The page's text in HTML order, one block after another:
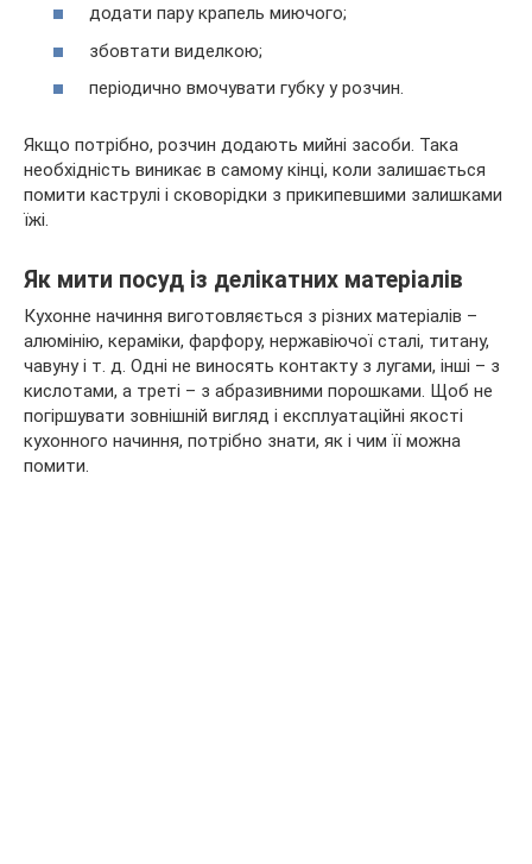
додати пару крапель миючого;
збовтати виделкою;
періодично вмочувати губку у розчин.
Якщо потрібно, розчин додають мийні засоби. Така
необхідність виникає в самому кінці, коли залишається
помити каструлі і сковорідки з прикипевшими залишками
їжі.
Як мити посуд із делікатних матеріалів
Кухонне начиння виготовляється з різних матеріалів –
алюмінію, кераміки, фарфору, нержавіючої сталі, титану,
чавуну і т. д. Одні не виносять контакту з лугами, інші – з
кислотами, а треті – з абразивними порошками. Щоб не
погіршувати зовнішній вигляд і експлуатаційні якості
кухонного начиння, потрібно знати, як і чим її можна
помити.